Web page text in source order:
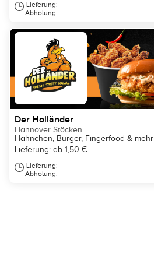
Lieferung:
Abholung:
Der Holländer
Hannover Stöcken
Hähnchen, Burger, Fingerfood & mehr
Lieferung: ab 1,50 €
Lieferung:
Abholung: